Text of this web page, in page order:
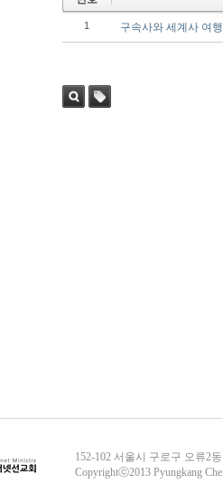
1 구속사와 세계사 여
152-102 서울시 구로구 오류2
Copyrightⓒ2013 Pyungkang